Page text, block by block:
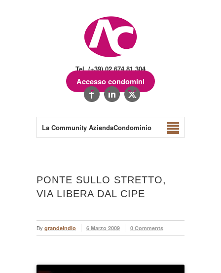
Tel. (+39) 02.674.81.304
Accesso condomini
La Community AziendaCondominio
PONTE SULLO STRETTO,
VIA LIBERA DAL CIPE
By grandeindio 6 Marzo 2009 0 Comments